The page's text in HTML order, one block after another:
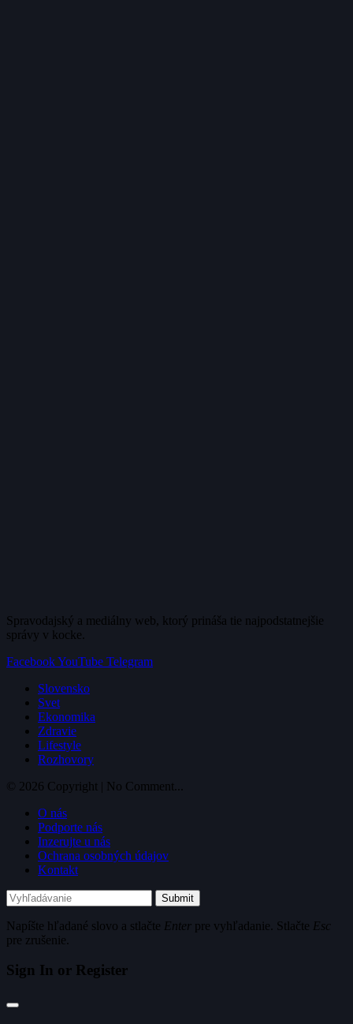
Spravodajský a mediálny web, ktorý prináša tie najpodstatnejšie
správy v kocke.
FacebookYouTube Telegram
Slovensko
Svet
Ekonomika
Zdravie
Lifestyle
Rozhovory
© 2026 Copyright | No Comment...
O nás
Podporte nás
Inzerujte u nás
Ochrana osobných údajov
Kontakt
Submit
Napíšte hľadané slovo a stlačte Enter pre vyhľadanie. Stlačte Esc
pre zrušenie.
Sign In or Register